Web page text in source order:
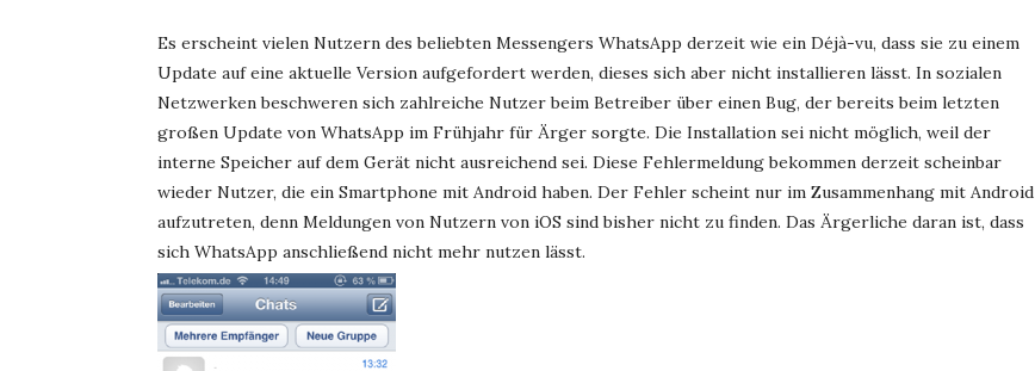
Es erscheint vielen Nutzern des beliebten Messengers WhatsApp derzeit wie ein Déjà-vu, dass sie zu einem
Update auf eine aktuelle Version aufgefordert werden, dieses sich aber nicht installieren lässt. In sozialen
Netzwerken beschweren sich zahlreiche Nutzer beim Betreiber über einen Bug, der bereits beim letzten
großen Update von WhatsApp im Frühjahr für Ärger sorgte. Die Installation sei nicht möglich, weil der
interne Speicher auf dem Gerät nicht ausreichend sei. Diese Fehlermeldung bekommen derzeit scheinbar
wieder Nutzer, die ein Smartphone mit Android haben. Der Fehler scheint nur im Zusammenhang mit Android
aufzutreten, denn Meldungen von Nutzern von iOS sind bisher nicht zu finden. Das Ärgerliche daran ist, dass
sich WhatsApp anschließend nicht mehr nutzen lässt.